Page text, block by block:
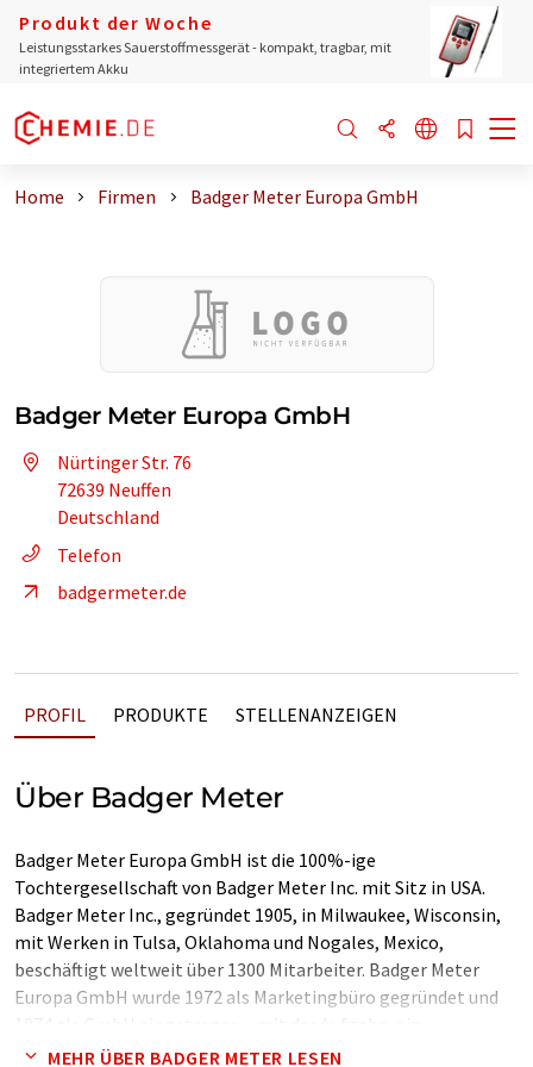
Produkt der Woche
Leistungsstarkes Sauerstoffmessgerät - kompakt, tragbar, mit
integriertem Akku
Home Firmen Badger Meter Europa GmbH
Badger Meter Europa GmbH
Nürtinger Str. 76
72639 Neuffen
Deutschland
Telefon
badgermeter.de
PROFIL PRODUKTE STELLENANZEIGEN
Über Badger Meter
Badger Meter Europa GmbH ist die 100%-ige
Tochtergesellschaft von Badger Meter Inc. mit Sitz in USA.
Badger Meter Inc., gegründet 1905, in Milwaukee, Wisconsin,
mit Werken in Tulsa, Oklahoma und Nogales, Mexico,
beschäftigt weltweit über 1300 Mitarbeiter. Badger Meter
Europa GmbH wurde 1972 als Marketingbüro gegründet und
Distributorennetz in Europa und dem Mittleren Osten
MEHR ÜBER BADGER METER LESEN